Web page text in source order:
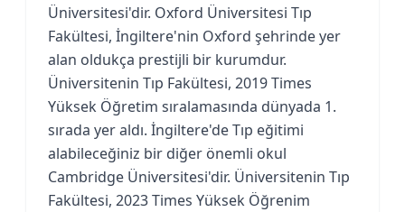
Üniversitesi'dir. Oxford Üniversitesi Tıp
Fakültesi, İngiltere'nin Oxford şehrinde yer
alan oldukça prestijli bir kurumdur.
Üniversitenin Tıp Fakültesi, 2019 Times
Yüksek Öğretim sıralamasında dünyada 1.
sırada yer aldı. İngiltere'de Tıp eğitimi
alabileceğiniz bir diğer önemli okul
Cambridge Üniversitesi'dir. Üniversitenin Tıp
Fakültesi, 2023 Times Yüksek Öğrenim